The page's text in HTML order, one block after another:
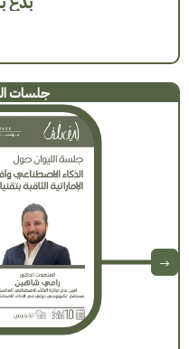
جلسات